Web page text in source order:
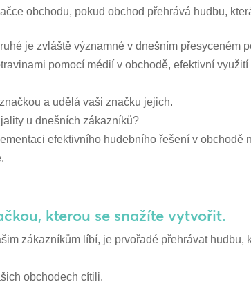
obchodu, pokud obchod přehrává hudbu,
je zvláště významné v dnešním přesyceném
pomocí médií v obchodě, efektivní
a udělá vaši značku jejich.
u dnešních zákazníků?
efektivního hudebního řešení v obchodě
kterou se snažíte vytvořit.
zákazníkům líbí, je prvořadé přehrávat
obchodech cítili.